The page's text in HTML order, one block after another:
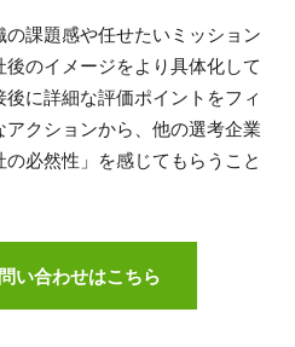
課題感や任せたいミッション
のイメージをより具体化して
に詳細な評価ポイントをフィ
クションから、他の選考企業
必然性」を感じてもらうこと
い合わせはこちら